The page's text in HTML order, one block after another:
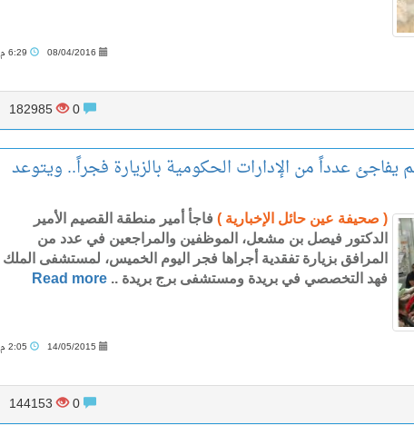
08/04/2016 6:29 م
0
182985
يفاجئ عدداً من الإدارات الحكومية بالزيارة فجراً.. ويتوعد
( صحيفة عين حائل الإخبارية )فاجأ أمير منطقة القصيم الأمير
الدكتور فيصل بن مشعل، الموظفين والمراجعين في عدد من
المرافق بزيارة تفقدية أجراها فجر اليوم الخميس، لمستشفى الملك
فهد التخصصي في بريدة ومستشفى برج بريدة .. Read more
14/05/2015 2:05 م
0
144153